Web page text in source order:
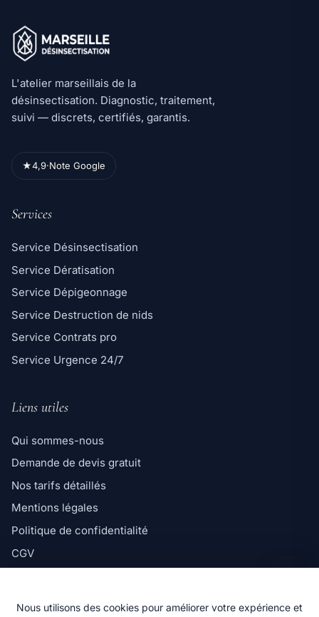
L'atelier marseillais de la
désinsectisation. Diagnostic, traitement,
suivi — discrets, certifiés, garantis.
★4,9·Note Google
Services
Service Désinsectisation
Service Dératisation
Service Dépigeonnage
Service Destruction de nids
Service Contrats pro
Service Urgence 24/7
Liens utiles
Qui sommes-nous
Demande de devis gratuit
Nos tarifs détaillés
Mentions légales
Politique de confidentialité
CGV
Nous utilisons des cookies pour améliorer votre expérience et